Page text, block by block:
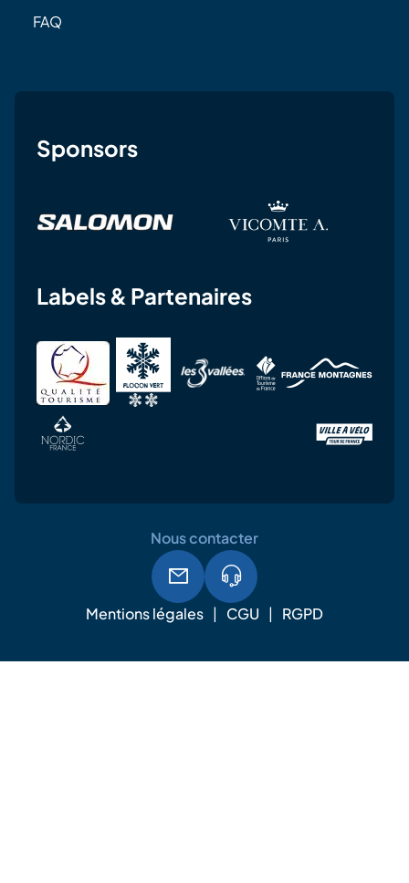
FAQ
Sponsors
Labels & Partenaires
Mentions légales CGU RGPD
Nous contacter